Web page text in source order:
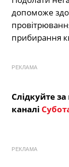
допоможе
прибирання
РЕКЛАМА
Слідкуйте
каналі
РЕКЛАМА